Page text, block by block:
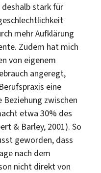
stark für
mehr Aufklärung
Zudem hat mich
von eigenem
angeregt,
eine
zwischen
etwa 30% des
& Barley, 2001). So
geworden, dass
nach dem
nicht direkt von